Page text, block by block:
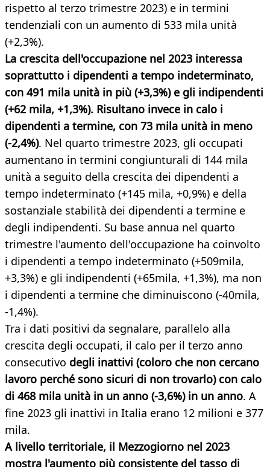
rispetto al terzo trimestre 2023) e in termini
tendenziali con un aumento di 533 mila unità
(+2,3%).
La crescita dell'occupazione nel 2023 interessa
soprattutto i dipendenti a tempo indeterminato,
con 491 mila unità in più (+3,3%) e gli indipendenti
(+62 mila, +1,3%). Risultano invece in calo i
dipendenti a termine, con 73 mila unità in meno
(-2,4%). Nel quarto trimestre 2023, gli occupati
aumentano in termini congiunturali di 144 mila
unità a seguito della crescita dei dipendenti a
tempo indeterminato (+145 mila, +0,9%) e della
sostanziale stabilità dei dipendenti a termine e
degli indipendenti. Su base annua nel quarto
trimestre l'aumento dell'occupazione ha coinvolto
i dipendenti a tempo indeterminato (+509mila,
+3,3%) e gli indipendenti (+65mila, +1,3%), ma non
i dipendenti a termine che diminuiscono (-40mila,
-1,4%).
Tra i dati positivi da segnalare, parallelo alla
crescita degli occupati, il calo per il terzo anno
consecutivo degli inattivi (coloro che non cercano
lavoro perché sono sicuri di non trovarlo) con calo
di 468 mila unità in un anno (-3,6%) in un anno. A
fine 2023 gli inattivi in Italia erano 12 milioni e 377
mila.
A livello territoriale, il Mezzogiorno nel 2023
mostra l'aumento più consistente del tasso di